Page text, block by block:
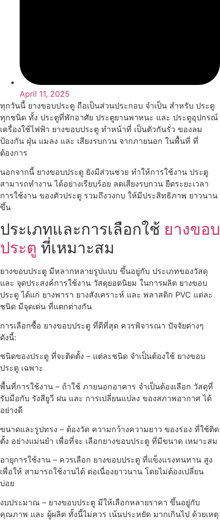
April 11, 2025
ทุกวันนี้ ยางขอบประตู ถือเป็นส่วนประกอบ จำเป็น สำหรับ ประตู
ทุกชนิด ทั้ง ประตูที่พักอาศัย ประตูยานพาหนะ และ ประตูอุปกรณ์
เครื่องใช้ไฟฟ้า ยางขอบประตู ทำหน้าที่ เป็นตัวกันรั่ว ของลม
ป้องกัน ฝุ่น แมลง และ เสียงรบกวน จากภายนอก ในพื้นที่ ที่
ต้องการ
นอกจากนี้ ยางขอบประตู ยังมีส่วนช่วย ทำให้การใช้งาน ประตู
สามารถทำงาน ได้อย่างเรียบร้อย ลดเสียงรบกวน ยืดระยะเวลา
การใช้งาน ของตัวประตู รวมถึงวงกบ ให้มีประสิทธิภาพ ยาวนาน
ขึ้น
ประเภทและการเลือกใช้ ยางขอบ
ประตู ที่เหมาะสม
ยางขอบประตู มีหลากหลายรูปแบบ ขึ้นอยู่กับ ประเภทของวัสดุ
และ จุดประสงค์การใช้งาน วัสดุยอดนิยม ในการผลิต ยางขอบ
ประตู ได้แก่ ยางพารา ยางสังเคราะห์ และ พลาสติก PVC แต่ละ
ชนิด มีจุดเด่น ที่แตกต่างกัน
การเลือกซื้อ ยางขอบประตู ที่ดีที่สุด ควรพิจารณา ปัจจัยต่างๆ
ดังนี้:
ชนิดของประตู ที่จะติดตั้ง – แต่ละชนิด จำเป็นต้องใช้ ยางขอบ
ประตู เฉพาะ
พื้นที่การใช้งาน – ถ้าใช้ ภายนอกอาคาร จำเป็นต้องเลือก วัสดุที่
รับมือกับ รังสียูวี ฝน และ การเปลี่ยนแปลง ของสภาพอากาศ ได้
อย่างดี
ขนาดและรูปทรง – ต้องวัด ความกว้างความยาว ของร่อง ที่ใช้ติด
ตั้ง อย่างแม่นยำ เพื่อที่จะ เลือกยางขอบประตู ที่มีขนาด เหมาะสม
อายุการใช้งาน – ควรเลือก ยางขอบประตู ที่แข็งแรงทนทาน สูง
เพื่อให้ สามารถใช้งานได้ ต่อเนื่องยาวนาน โดยไม่ต้องเปลี่ยน
บ่อย
งบประมาณ – ยางขอบประตู มีให้เลือกหลายราคา ขึ้นอยู่กับ
คุณภาพ และ ผู้ผลิต ทั้งนี้ไม่ควร เน้นประหยัด มากเกินไป ด้วยเหตุ